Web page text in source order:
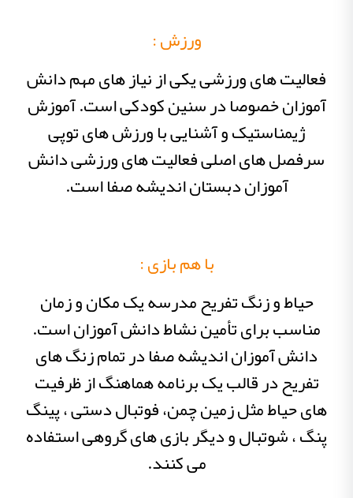
ورزش :
فعالیت های ورزشی یکی از نیاز های مهم دانش
آموزان خصوصا در سنین کودکی است. آموزش
ژیمناستیک و آشنایی با ورزش های توپی
سرفصل های اصلی فعالیت های ورزشی دانش
آموزان دبستان اندیشه صفا است.
با هم بازی :
حیاط و زنگ تفریح مدرسه یک مکان و زمان
مناسب برای تأمین نشاط دانش آموزان است.
دانش آموزان اندیشه صفا در تمام زنگ های
تفریح در قالب یک برنامه هماهنگ از ظرفیت
های حیاط مثل زمین چمن، فوتبال دستی ، پینگ
پنگ ، شوتبال و دیگر بازی های گروهی استفاده
می کنند.